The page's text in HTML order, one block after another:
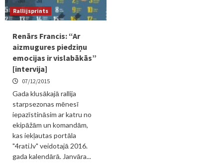
Rallijsprints
Renārs Francis: “Ar
aizmugures piedziņu
emocijas ir vislabākās”
[intervija]
07/12/2015
Gada klusākajā rallija
starpsezonas mēnesī
iepazīstināsim ar katru no
ekipāžām un komandām,
kas iekļautas portāla
"4rati.lv" veidotajā 2016.
gada kalendārā. Janvāra...